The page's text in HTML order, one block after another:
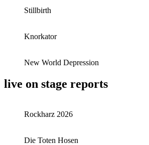
Stillbirth
Knorkator
New World Depression
live on stage reports
Rockharz 2026
Die Toten Hosen